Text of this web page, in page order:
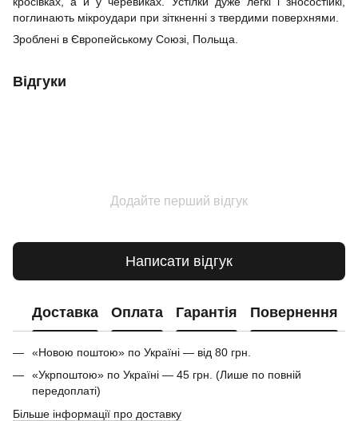
поглинають мікроудари при зіткненні з твердими поверхнями.
Зроблені в Європейському Союзі, Польща.
Відгуки
Додайте перший відгук
Написати відгук
Доставка Оплата Гарантія Повернення
«Новою поштою» по Україні — від 80 грн.
«Укрпоштою» по Україні — 45 грн. (Лише по повній
передоплаті)
Більше інформації про доставку